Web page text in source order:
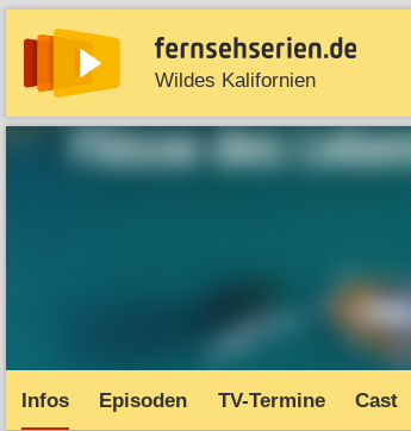
Wildes Kalifornien
News Entdecken Streaming
Infos Episoden TV-Termine Cast